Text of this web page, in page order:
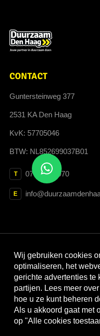
CONTACT
Guntersteinweg 377
2531 KA Den Haag
KvK: 57705046
BTW: NL852699037B01
T 070 364 3070
E
Met dank aan:
Wij gebruiken cookies
optimaliseren, het
gerichte advertenties te
partijen. Lees meer
hoe u ze kunt beheren
Als u akkoord gaat met
op "Alle cookies